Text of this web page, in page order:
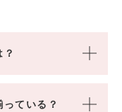
ている？